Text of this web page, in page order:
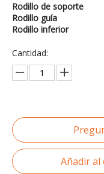
Rodillo de soporte
Rodillo guía
Rodillo inferior
Cantidad:
Añadir al